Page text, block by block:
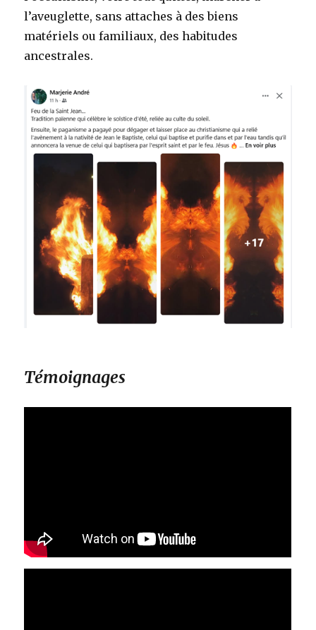
l’aveuglette, sans attaches à des biens
matériels ou familiaux, des habitudes
ancestrales.
Témoignages